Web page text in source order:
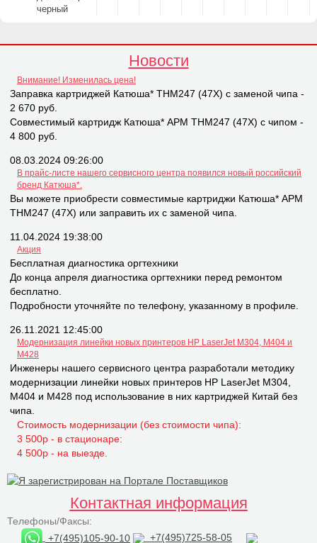
черный
Новости
Внимание! Изменилась цена!
Заправка картриджей Катюша* THM247 (47X) с заменой чипа -
2 670 руб.
Совместимый картридж Катюша* APM THM247 (47X) с чипом -
4 800 руб.
08.03.2024 09:26:00
В прайс-листе нашего сервисного центра появился новый российский
бренд Катюша*.
Вы можете приобрести совместимые картриджи Катюша* APM
THM247 (47X) или заправить их с заменой чипа.
11.04.2024 19:38:00
Акция
Бесплатная диагностика оргтехники
До конца апреля диагностика оргтехники перед ремонтом
бесплатно.
Подробности уточняйте по телефону, указанному в профиле.
26.11.2021 12:45:00
Модернизация линейки новых принтеров НР LaserJet M304, M404 и
M428
Инженеры нашего сервисного центра разработали методику
модернизации линейки новых принтеров НР LaserJet M304,
M404 и M428 под использование в них картриджей Китай без
чипа.
Стоимость модернизации (без стоимости чипа):
3 500р - в стационаре:
4 500р - на выезде.
Контактная информация
Телефоны/Факсы:
+7(495)105-90-10
+7(495)725-58-05